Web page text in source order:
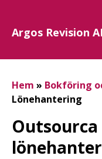
Argos Revision
Hem » Bokföring
Lönehantering